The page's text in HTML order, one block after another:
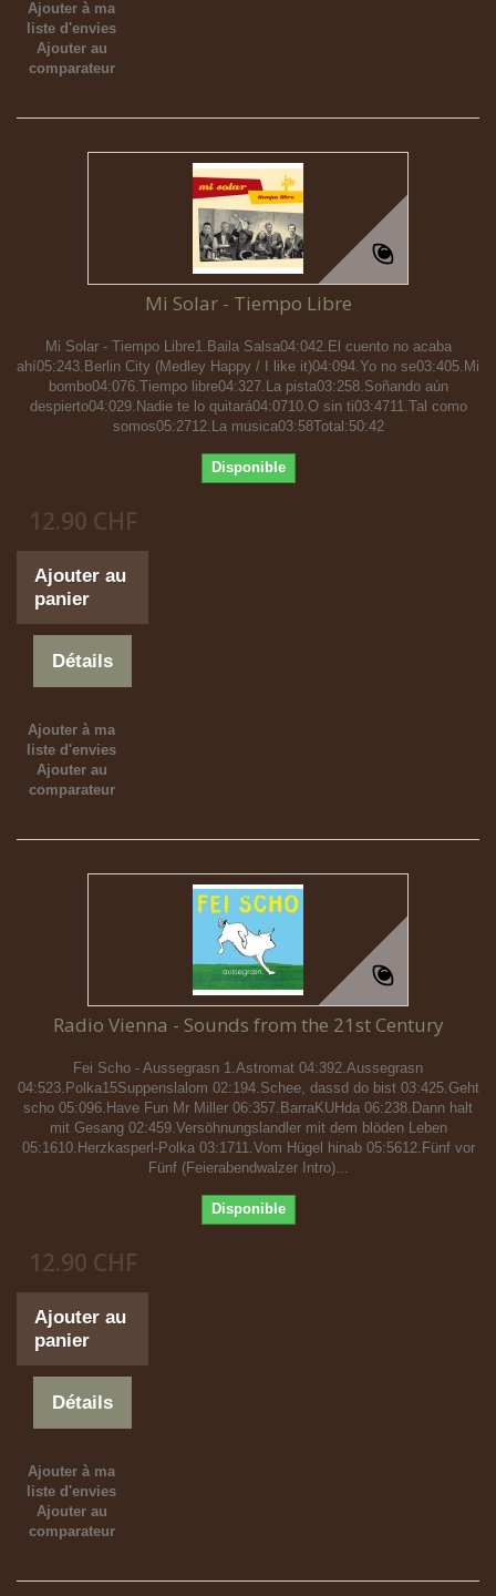
Ajouter à ma
liste d'envies
Ajouter au
comparateur
Mi Solar - Tiempo Libre
Mi Solar - Tiempo Libre1.Baila Salsa04:042.El cuento no acaba
ahí05:243.Berlin City (Medley Happy / I like it)04:094.Yo no se03:405.Mi
bombo04:076.Tiempo libre04:327.La pista03:258.Soñando aún
despierto04:029.Nadie te lo quitará04:0710.O sin ti03:4711.Tal como
somos05:2712.La musica03:58Total:50:42
Disponible
12.90 CHF
Ajouter au
panier
Détails
Ajouter à ma
liste d'envies
Ajouter au
comparateur
Radio Vienna - Sounds from the 21st Century
Fei Scho - Aussegrasn 1.Astromat 04:392.Aussegrasn
04:523.Polka15Suppenslalom 02:194.Schee, dassd do bist 03:425.Geht
scho 05:096.Have Fun Mr Miller 06:357.BarraKUHda 06:238.Dann halt
mit Gesang 02:459.Versöhnungslandler mit dem blöden Leben
05:1610.Herzkasperl-Polka 03:1711.Vom Hügel hinab 05:5612.Fünf vor
Fünf (Feierabendwalzer Intro)...
Disponible
12.90 CHF
Ajouter au
panier
Détails
Ajouter à ma
liste d'envies
Ajouter au
comparateur